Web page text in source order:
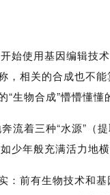
始使用基因编辑技
，相关的合成也不
生物合成”懵懵懂懂
流着三种“水源”（
少年般充满活力地横
：前有生物技术和